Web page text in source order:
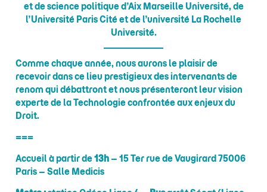
et de science politique d’Aix Marseille Université, de
l’Université Paris Cité et de l’université La Rochelle
Université.
Comme chaque année, nous aurons le plaisir de
recevoir dans ce lieu prestigieux des intervenants de
renom qui débattront et nous présenteront leur vision
experte de la Technologie confrontée aux enjeux du
Droit.
===
Accueil à partir de13h– 15 Ter rue de Vaugirard 75006
Paris – Salle Medicis